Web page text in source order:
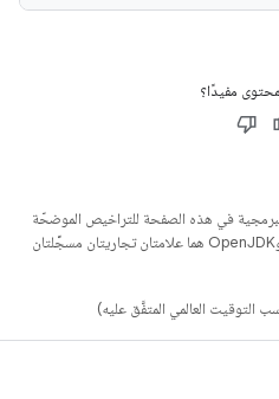
مفيدًا؟
في هذه الصفحة للتراخيص الموضحّة
. إنّ Java وOpenJDK هما علامتان تجاريتان مسجَّلتان